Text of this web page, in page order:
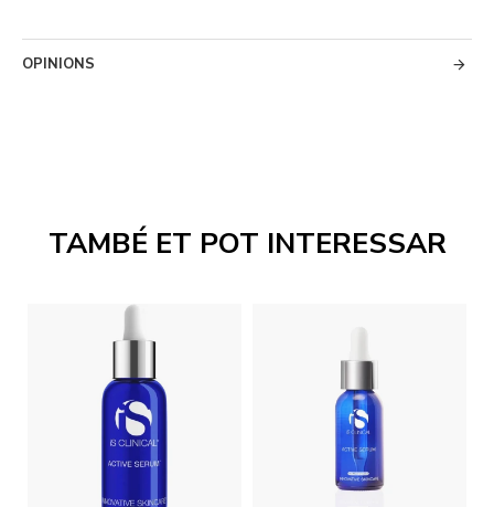
TAMBÉ ET POT INTERESSAR
OPINIONS